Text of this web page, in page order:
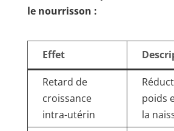
le nourrisson :
Effet
Retard de
croissance
intra-utérin
poids
la